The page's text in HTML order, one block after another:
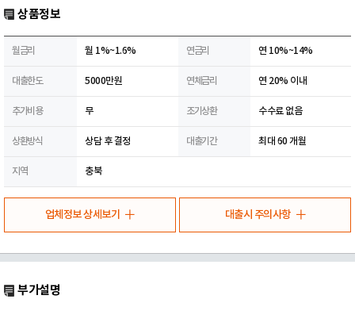
상품정보
월금리 월 1%~1.6% 연금리 연 10%~14%
대출한도 5000만원 연체금리 연 20% 이내
추가비용 무 조기상환 수수료 없음
상환방식 상담 후 결정 대출기간 최대 60 개월
지역 충북
업체정보 상세보기 대출시 주의사항
부가설명